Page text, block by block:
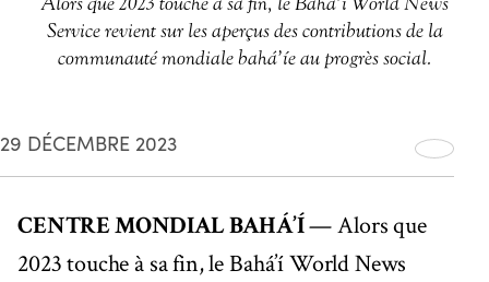
Service revient sur les aperçus des contributions de la
communauté mondiale bahá’íe au progrès social.
29 DÉCEMBRE 2023
CENTRE MONDIAL BAHÁ’Í— Alors que
2023 touche à sa fin, le Bahá’í World News